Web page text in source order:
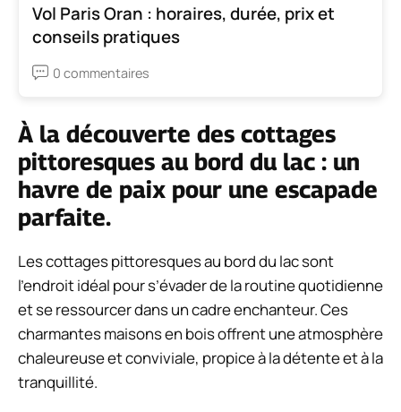
Vol Paris Oran : horaires, durée, prix et
conseils pratiques
0 commentaires
À la découverte des cottages
pittoresques au bord du lac : un
havre de paix pour une escapade
parfaite.
Les cottages pittoresques au bord du lac sont
l’endroit idéal pour s’évader de la routine quotidienne
et se ressourcer dans un cadre enchanteur. Ces
charmantes maisons en bois offrent une atmosphère
chaleureuse et conviviale, propice à la détente et à la
tranquillité.